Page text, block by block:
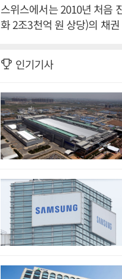
스위스에서는 2010년 처음
화 2조3천억 원 상당)의 채
인기기사